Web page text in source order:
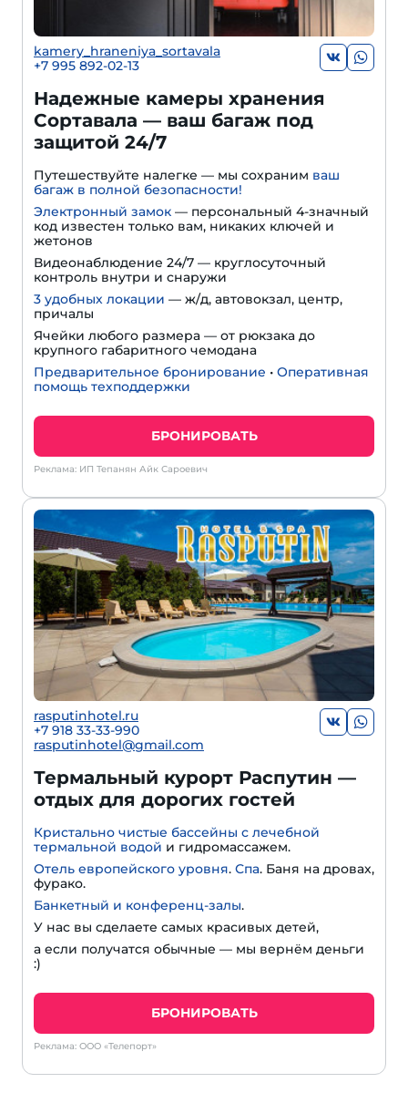
kamery_hraneniya_sortavala
+7 995 892-02-13
Надежные камеры хранения
Сортавала — ваш багаж под
защитой 24/7
Путешествуйте налегке — мы сохраним ваш
багаж в полной безопасности!
Электронный замок — персональный 4-значный
код известен только вам, никаких ключей и
жетонов
Видеонаблюдение 24/7 — круглосуточный
контроль внутри и снаружи
3 удобных локации — ж/д, автовокзал, центр,
причалы
Ячейки любого размера — от рюкзака до
крупного габаритного чемодана
Предварительное бронирование • Оперативная
помощь техподдержки
БРОНИРОВАТЬ
Реклама: ИП Тепанян Айк Сароевич
rasputinhotel.ru
+7 918 33-33-990
rasputinhotel@gmail.com
Термальный курорт Распутин —
отдых для дорогих гостей
Кристально чистые бассейны с лечебной
термальной водой и гидромассажем.
Отель европейского уровня. Спа. Баня на дровах,
фурако.
Банкетный и конференц-залы.
У нас вы сделаете самых красивых детей,
а если получатся обычные — мы вернём деньги
:)
БРОНИРОВАТЬ
Реклама: ООО «Телепорт»